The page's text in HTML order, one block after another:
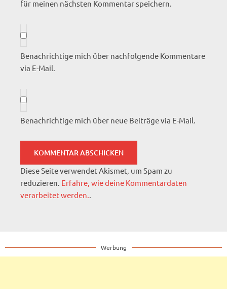
für meinen nächsten Kommentar speichern.
Benachrichtige mich über nachfolgende Kommentare
via E-Mail.
Benachrichtige mich über neue Beiträge via E-Mail.
Diese Seite verwendet Akismet, um Spam zu
reduzieren. Erfahre, wie deine Kommentardaten
verarbeitet werden..
Werbung